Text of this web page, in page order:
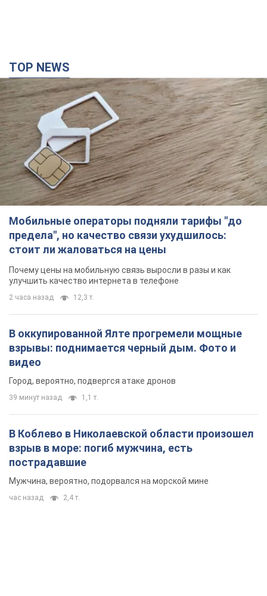
TOP NEWS
Мобильные операторы подняли тарифы "до
предела", но качество связи ухудшилось:
стоит ли жаловаться на цены
Почему цены на мобильную связь выросли в разы и как
улучшить качество интернета в телефоне
2 часа назад 12,3 т.
В оккупированной Ялте прогремели мощные
взрывы: поднимается черный дым. Фото и
видео
Город, вероятно, подвергся атаке дронов
39 минут назад 1,1 т.
В Коблево в Николаевской области произошел
взрыв в море: погиб мужчина, есть
пострадавшие
Мужчина, вероятно, подорвался на морской мине
час назад 2,4 т.